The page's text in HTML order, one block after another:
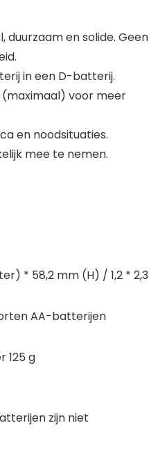
duurzaam en solide. Geen
in een D-batterij.
voor meer
en noodsituaties.
mee te nemen.
* 58,2 mm (H) / 1,2 * 2,3
AA-batterijen
125 g
zijn niet